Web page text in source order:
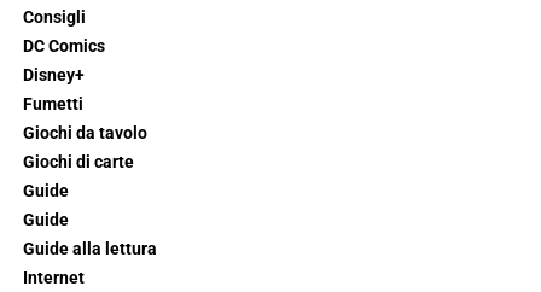
Consigli
DC Comics
Disney+
Fumetti
Giochi da tavolo
Giochi di carte
Guide
Guide
Guide alla lettura
Internet